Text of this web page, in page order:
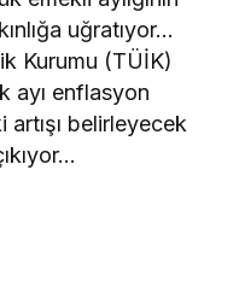
uğratıyor…
Kurumu (TÜİK)
ayı enflasyon
artışı belirleyecek